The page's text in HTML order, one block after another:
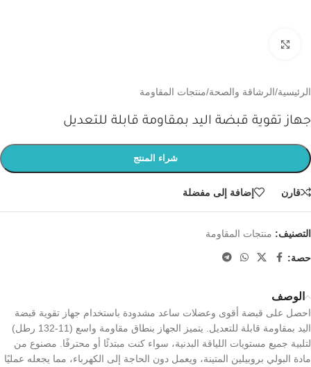
الرئيسية/الرشاقة والصحة/منتجات المقاومة
جهاز تقوية قبضة اليد بمقاومة قابلة للتعديل
شراء المنتج
قارن إضافة إلى مفضلة
التصنيف: منتجات المقاومة
حصة:
الوصف
احصل على قبضة أقوى وعضلات ساعد مشدودة باستخدام جهاز تقوية قبضة
اليد بمقاومة قابلة للتعديل. يتميز الجهاز بنطاق مقاومة واسع (11-132 رطل)
لتلبية جميع مستويات اللياقة البدنية، سواء كنت مبتدئًا أو محترفًا. مصنوع من
مادة البولي بروبيلين المتينة، ويعمل دون الحاجة إلى الكهرباء، مما يجعله عمليًا